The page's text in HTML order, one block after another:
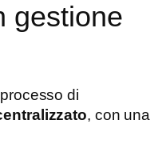
gestione
di
, con una